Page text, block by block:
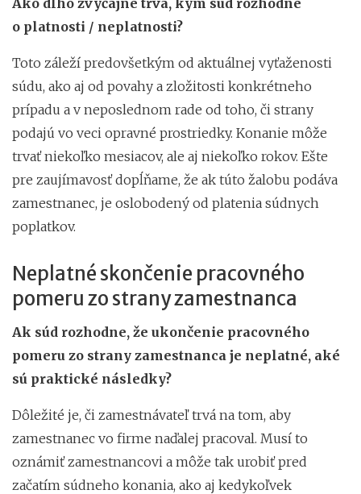
o platnosti / neplatnosti?
Toto záleží predovšetkým od aktuálnej vyťaženosti
súdu, ako aj od povahy a zložitosti konkrétneho
prípadu a v neposlednom rade od toho, či strany
podajú vo veci opravné prostriedky. Konanie môže
trvať niekoľko mesiacov, ale aj niekoľko rokov. Ešte
pre zaujímavosť dopĺňame, že ak túto žalobu podáva
zamestnanec, je oslobodený od platenia súdnych
poplatkov.
Neplatné skončenie pracovného
pomeru zo strany zamestnanca
Ak súd rozhodne, že ukončenie pracovného
pomeru zo strany zamestnanca je neplatné, aké
sú praktické následky?
Dôležité je, či zamestnávateľ trvá na tom, aby
zamestnanec vo firme naďalej pracoval. Musí to
oznámiť zamestnancovi a môže tak urobiť pred
začatím súdneho konania, ako aj kedykoľvek